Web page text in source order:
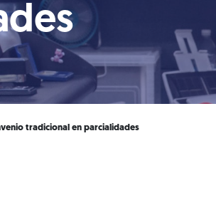
tradicional en parcialidades